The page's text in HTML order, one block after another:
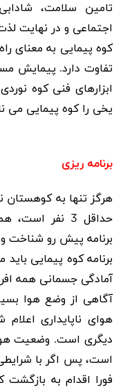
تامین سلامت،
اجتماعی و در نهایت
کوه پیمایی به معنای
تفاوت دارد. پیمایش
ابزارهای فنی کوه
یخی را کوه پیمایی می
برنامه ریزی
هرگز تنها به کوهستان
حداقل 3 نفر
برنامه پیش رو شناخت
برنامه کوه پیمایی
آمادگی جسمانی همه
آگاهی از وضع هوا
هوای ناپایداری
دیگری است. وضعیت
است، پس اگر با
فورا اقدام به بازگشت